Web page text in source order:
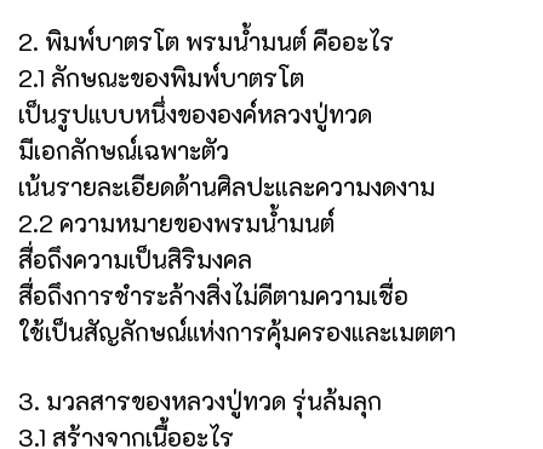
2. พิมพ์บาตรโต พรมน้ำมนต์ คืออะไร
2.1 ลักษณะของพิมพ์บาตรโต
เป็นรูปแบบหนึ่งขององค์หลวงปู่ทวด
มีเอกลักษณ์เฉพาะตัว
เน้นรายละเอียดด้านศิลปะและความงดงาม
2.2 ความหมายของพรมน้ำมนต์
สื่อถึงความเป็นสิริมงคล
สื่อถึงการชำระล้างสิ่งไม่ดีตามความเชื่อ
ใช้เป็นสัญลักษณ์แห่งการคุ้มครองและเมตตา
3. มวลสารของหลวงปู่ทวด รุ่นล้มลุก
3.1 สร้างจากเนื้ออะไร